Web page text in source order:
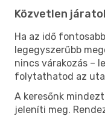
Közvetlen
Ha az idő
legegyszerűbb
nincs várakozás –
folytathatod az
A keresőnk
jeleníti meg.